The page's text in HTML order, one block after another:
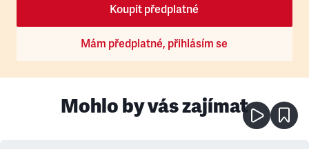
Koupit předplatné
Mám předplatné, přihlásím se
Mohlo by vás zajímat